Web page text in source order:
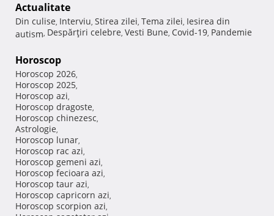
Actualitate
Din culise, Interviu, Stirea zilei, Tema zilei, Iesirea din
autism, Despărţiri celebre, Vesti Bune, Covid-19, Pandemie
Horoscop
Horoscop 2026,
Horoscop 2025,
Horoscop azi,
Horoscop dragoste,
Horoscop chinezesc,
Astrologie,
Horoscop lunar,
Horoscop rac azi,
Horoscop gemeni azi,
Horoscop fecioara azi,
Horoscop taur azi,
Horoscop capricorn azi,
Horoscop scorpion azi,